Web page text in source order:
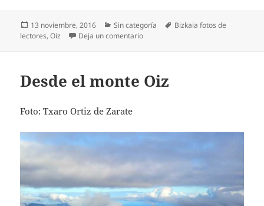
Publicado
el
13 noviembre, 2016 Categorías
Sin categoría Etiquetas
Bizkaia fotos de
lectores,Oiz Deja un comentarioen Eguzkia Oiz puntan
Desde el monte Oiz
Foto: Txaro Ortiz de Zarate